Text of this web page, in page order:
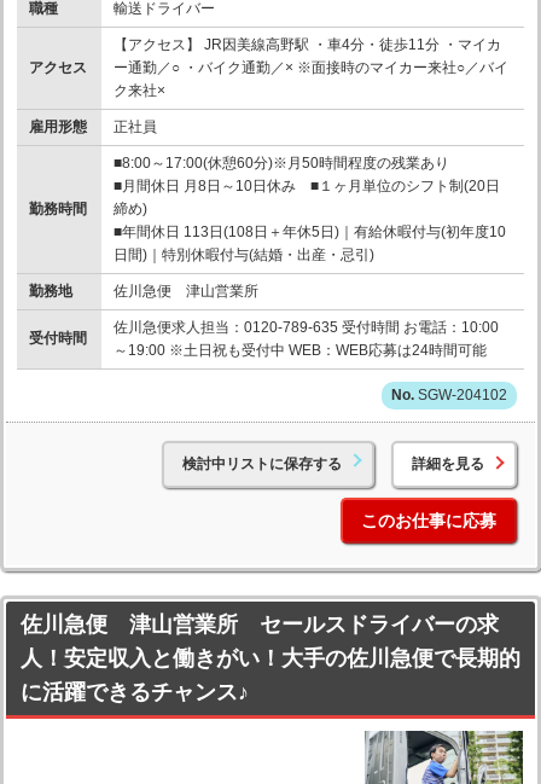
職種 輸送ドライバー
アクセス
【アクセス】 JR因美線高野駅 ・車4分・徒歩11分 ・マイカ
ー通勤／○ ・バイク通勤／× ※面接時のマイカー来社○／バイ
ク来社×
雇用形態 正社員
勤務時間
■8:00～17:00(休憩60分)※月50時間程度の残業あり
■月間休日 月8日～10日休み ■１ヶ月単位のシフト制(20日
締め)
■年間休日 113日(108日＋年休5日)｜有給休暇付与(初年度10
日間)｜特別休暇付与(結婚・出産・忌引)
勤務地 佐川急便 津山営業所
受付時間
佐川急便求人担当：0120-789-635 受付時間 お電話：10:00
～19:00 ※土日祝も受付中 WEB：WEB応募は24時間可能
SGW-204102
検討中リストに保存する 詳細を見る
このお仕事に応募
佐川急便 津山営業所 セールスドライバーの求
人！安定収入と働きがい！大手の佐川急便で長期的
に活躍できるチャンス♪